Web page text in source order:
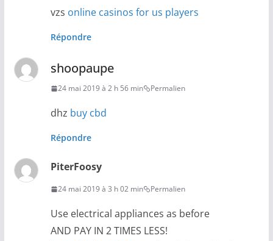
vzs online casinos for us players
Répondre
shoopaupe
24 mai 2019 à 2 h 56 min Permalien
dhz buy cbd
Répondre
PiterFoosy
24 mai 2019 à 3 h 02 min Permalien
Use electrical appliances as before
AND PAY IN 2 TIMES LESS!